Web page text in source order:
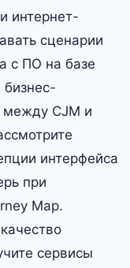
интернет-
сценарии
с ПО на базе
бизнес-
между CJM и
интерфейса
при
Map.
сервисы